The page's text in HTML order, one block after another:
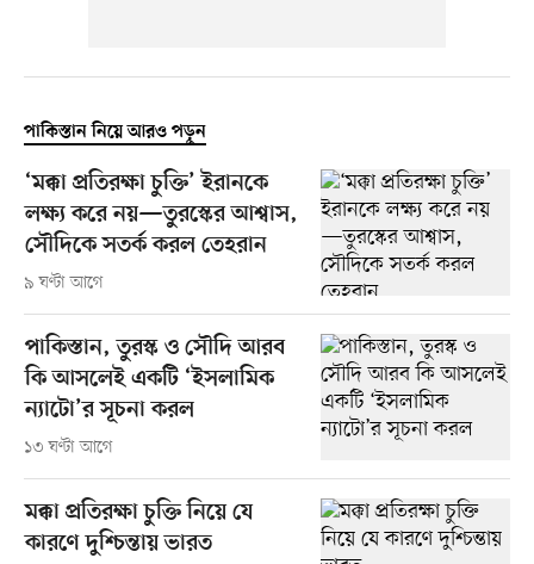
পাকিস্তান নিয়ে আরও পড়ুন
‘মক্কা প্রতিরক্ষা চুক্তি’ ইরানকে
লক্ষ্য করে নয়—তুরস্কের আশ্বাস,
সৌদিকে সতর্ক করল তেহরান
৯ ঘণ্টা আগে
পাকিস্তান, তুরস্ক ও সৌদি আরব
কি আসলেই একটি ‘ইসলামিক
ন্যাটো’র সূচনা করল
১৩ ঘণ্টা আগে
মক্কা প্রতিরক্ষা চুক্তি নিয়ে যে
কারণে দুশ্চিন্তায় ভারত